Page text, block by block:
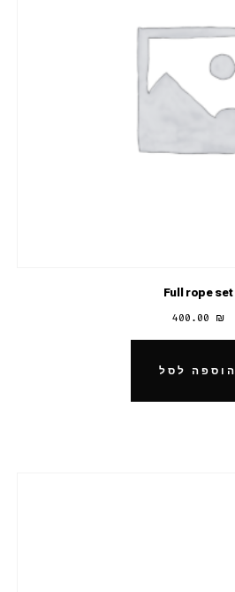
Full rope set
400.00 ₪
הוספה לסל